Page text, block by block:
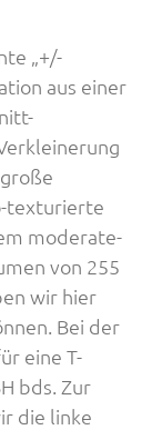
„+/-
aus einer
texturierte
moderate-
von 255
wir hier
Bei der
eine T-
bds. Zur
die linke